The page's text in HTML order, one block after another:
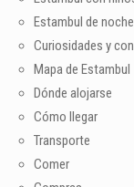
Estambul de noche
Curiosidades y
Mapa de Estambul
Dónde alojarse
Cómo llegar
Transporte
Comer